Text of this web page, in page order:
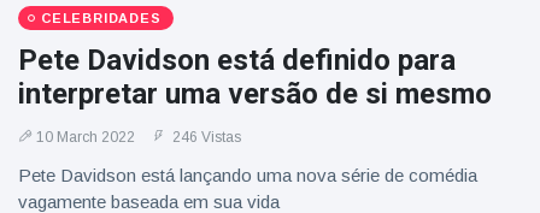
CELEBRIDADES
Pete Davidson está definido para
interpretar uma versão de si mesmo
10 March 2022 246 Vistas
Pete Davidson está lançando uma nova série de comédia
vagamente baseada em sua vida